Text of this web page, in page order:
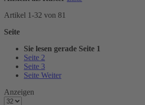
Artikel 1-32 von 81
Seite
Sie lesen gerade Seite 1
Seite 2
Seite 3
Seite Weiter
Anzeigen